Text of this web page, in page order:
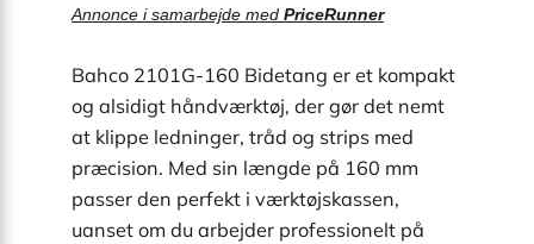
Annonce i samarbejde med PriceRunner
Bahco 2101G-160 Bidetang er et kompakt
og alsidigt håndværktøj, der gør det nemt
at klippe ledninger, tråd og strips med
præcision. Med sin længde på 160 mm
passer den perfekt i værktøjskassen,
uanset om du arbejder professionelt på